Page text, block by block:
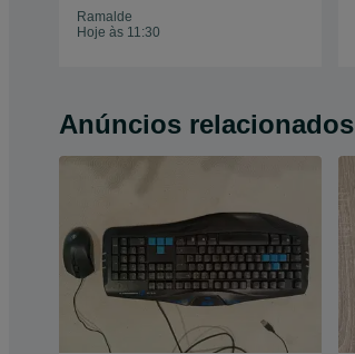
Ramalde
Hoje às 11:30
Anúncios relacionados